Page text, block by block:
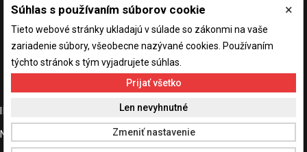
NAŠA SPOLOČNOSŤ
Súhlas s používaním súborov cookie ×
Tieto webové stránky ukladajú v súlade so zákonmi na vaše
zariadenie súbory, všeobecne nazývané cookies. Používaním
týchto stránok s tým vyjadrujete súhlas.
Prijať všetko
Len nevyhnutné
Zmeniť nastavenie